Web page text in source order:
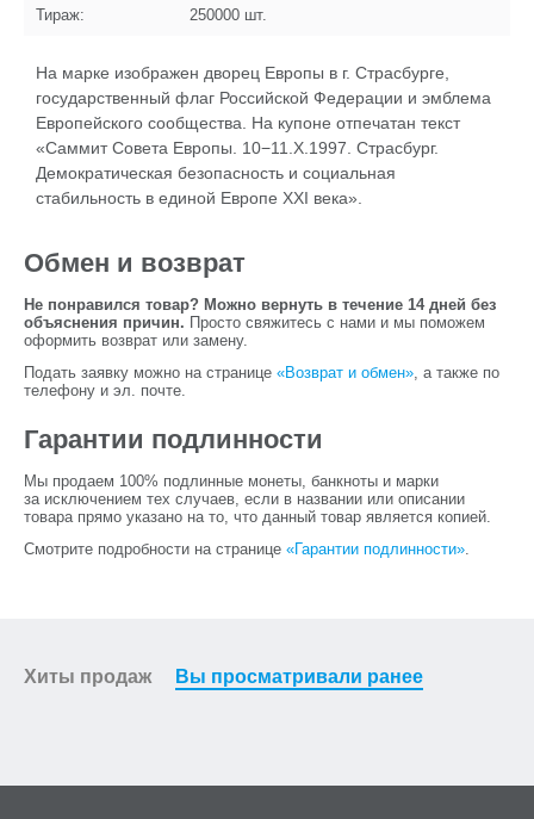
Тираж: 250000 шт.
На марке изображен дворец Европы в г. Страсбурге,
государственный флаг Российской Федерации и эмблема
Европейского сообщества. На купоне отпечатан текст
«Саммит Совета Европы. 10−11.X.1997. Страсбург.
Демократическая безопасность и социальная
стабильность в единой Европе XXI века».
Обмен и возврат
Не понравился товар? Можно вернуть в течение 14 дней без
объяснения причин. Просто свяжитесь с нами и мы поможем
оформить возврат или замену.
Подать заявку можно на странице «Возврат и обмен», а также по
телефону и эл. почте.
Гарантии подлинности
Мы продаем 100% подлинные монеты, банкноты и марки
за исключением тех случаев, если в названии или описании
товара прямо указано на то, что данный товар является копией.
Смотрите подробности на странице «Гарантии подлинности».
Хиты продаж Вы просматривали ранее